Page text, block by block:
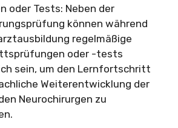
oder Tests: Neben der
können während
regelmäßige
oder -tests
sein, um den Lernfortschritt
Weiterentwicklung der
Neurochirurgen zu